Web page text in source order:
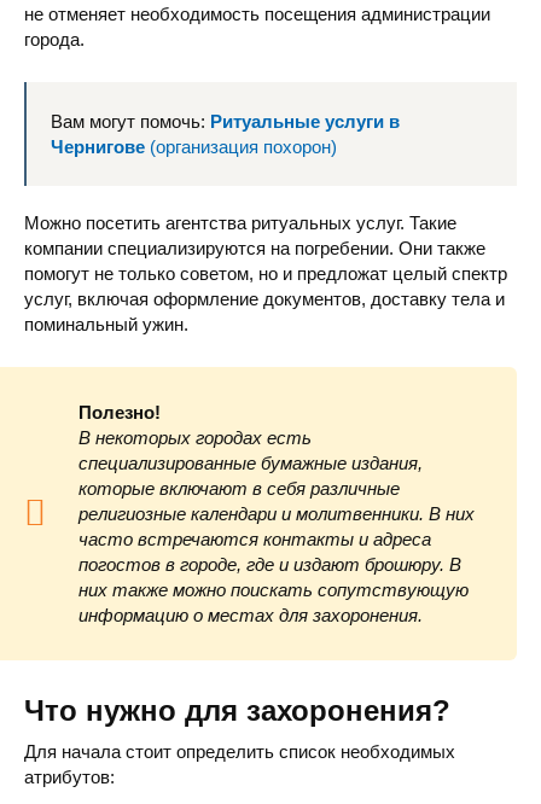
не отменяет необходимость посещения администрации
города.
Вам могут помочь: Ритуальные услуги в
Чернигове (организация похорон)
Можно посетить агентства ритуальных услуг. Такие
компании специализируются на погребении. Они также
помогут не только советом, но и предложат целый спектр
услуг, включая оформление документов, доставку тела и
поминальный ужин.
Полезно!
В некоторых городах есть
специализированные бумажные издания,
которые включают в себя различные
религиозные календари и молитвенники. В них
часто встречаются контакты и адреса
погостов в городе, где и издают брошюру. В
них также можно поискать сопутствующую
информацию о местах для захоронения.
Что нужно для захоронения?
Для начала стоит определить список необходимых
атрибутов: